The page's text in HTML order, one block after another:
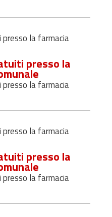
la farmacia
presso la
la farmacia
la farmacia
presso la
la farmacia